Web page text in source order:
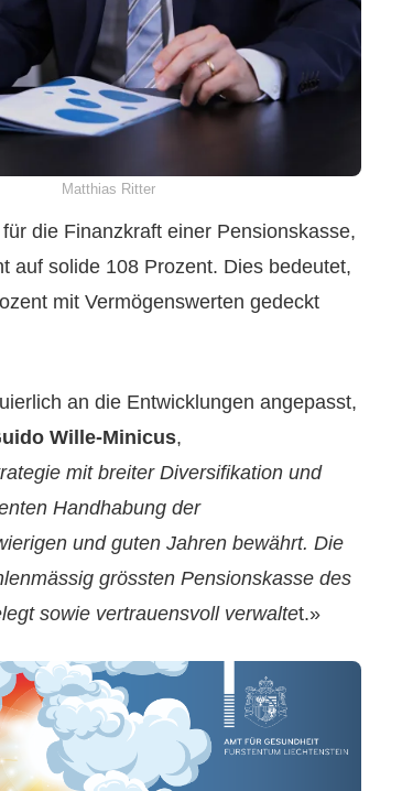
Matthias Ritter
die Finanzkraft einer Pensionskasse,
auf solide 108 Prozent. Dies bedeutet,
mit Vermögenswerten gedeckt
an die Entwicklungen angepasst,
Wille-Minicus,
mit breiter Diversifikation und
Handhabung der
und guten Jahren bewährt. Die
grössten Pensionskasse des
sowie vertrauensvoll verwaltet.»